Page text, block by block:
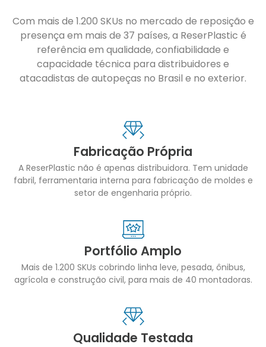
Com mais de 1.200 SKUs no mercado de reposição e
presença em mais de 37 países, a ReserPlastic é
referência em qualidade, confiabilidade e
capacidade técnica para distribuidores e
atacadistas de autopeças no Brasil e no exterior.
Fabricação Própria
A ReserPlastic não é apenas distribuidora. Tem unidade
fabril, ferramentaria interna para fabricação de moldes e
setor de engenharia próprio.
Portfólio Amplo
Mais de 1.200 SKUs cobrindo linha leve, pesada, ônibus,
agrícola e construção civil, para mais de 40 montadoras.
Qualidade Testada